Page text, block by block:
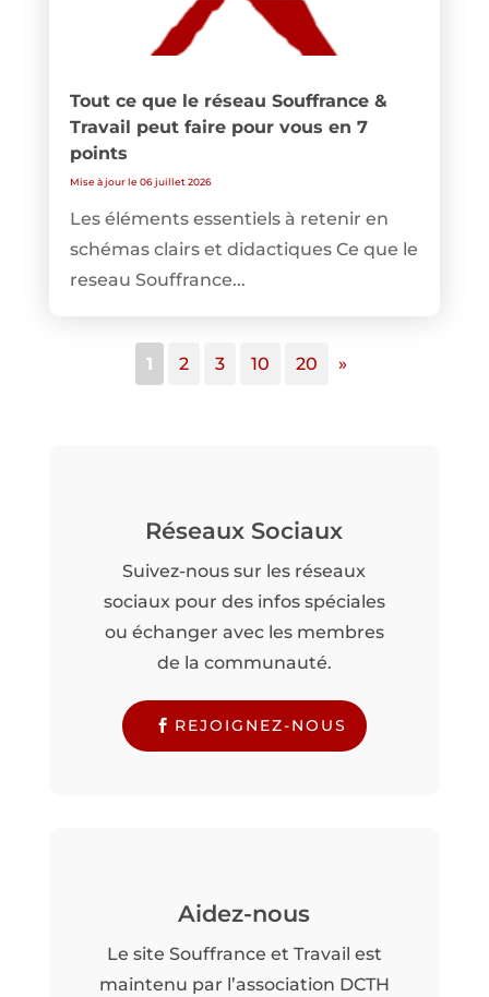
Tout ce que le réseau Souffrance &
Travail peut faire pour vous en 7
points
Mise à jour le 06 juillet 2026
Les éléments essentiels à retenir en
schémas clairs et didactiques Ce que le
reseau Souffrance...
1 2 3 10 20 »
Réseaux Sociaux
Suivez-nous sur les réseaux
sociaux pour des infos spéciales
ou échanger avec les membres
de la communauté.
REJOIGNEZ-NOUS
Aidez-nous
Le site Souffrance et Travail est
maintenu par l’association DCTH